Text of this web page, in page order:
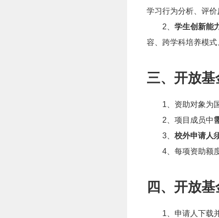
学习行为分析、评
2
学生创新能
容、跨学科培养模
三、开放
1
资助对象为
2
项目成员中
3
校外申请人
4
每项资助额
四、开放
1
申请人下载